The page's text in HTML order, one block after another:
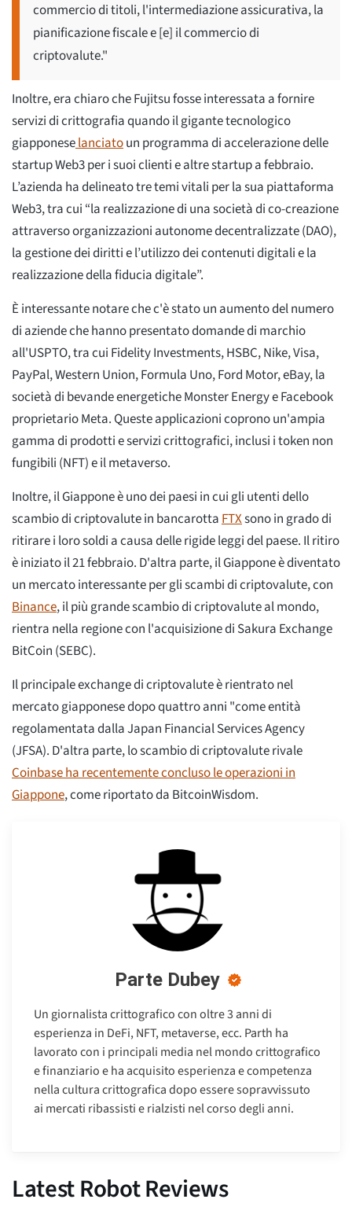
commercio di titoli, l'intermediazione assicurativa, la
pianificazione fiscale e [e] il commercio di
criptovalute."
Inoltre, era chiaro che Fujitsu fosse interessata a fornire
servizi di crittografia quando il gigante tecnologico
giapponeselanciatoun programma di accelerazione delle
startup Web3 per i suoi clienti e altre startup a febbraio.
L’azienda ha delineato tre temi vitali per la sua piattaforma
Web3, tra cui “la realizzazione di una società di co-creazione
attraverso organizzazioni autonome decentralizzate (DAO),
la gestione dei diritti e l’utilizzo dei contenuti digitali e la
realizzazione della fiducia digitale”.
È interessante notare che c'è stato un aumento del numero
di aziende che hanno presentato domande di marchio
all'USPTO, tra cui Fidelity Investments, HSBC, Nike, Visa,
PayPal, Western Union, Formula Uno, Ford Motor, eBay, la
società di bevande energetiche Monster Energy e Facebook
proprietario Meta. Queste applicazioni coprono un'ampia
gamma di prodotti e servizi crittografici, inclusi i token non
fungibili (NFT) e il metaverso.
Inoltre, il Giappone è uno dei paesi in cui gli utenti dello
scambio di criptovalute in bancarottaFTXsono in grado di
ritirare i loro soldi a causa delle rigide leggi del paese. Il ritiro
è iniziato il 21 febbraio. D'altra parte, il Giappone è diventato
un mercato interessante per gli scambi di criptovalute, con
Binance, il più grande scambio di criptovalute al mondo,
rientra nella regione con l'acquisizione di Sakura Exchange
BitCoin (SEBC).
Il principale exchange di criptovalute è rientrato nel
mercato giapponese dopo quattro anni "come entità
regolamentata dalla Japan Financial Services Agency
(JFSA). D'altra parte, lo scambio di criptovalute rivale
Coinbase ha recentemente concluso le operazioni in
Giappone, come riportato da BitcoinWisdom.
Parte Dubey
Un giornalista crittografico con oltre 3 anni di
esperienza in DeFi, NFT, metaverse, ecc. Parth ha
lavorato con i principali media nel mondo crittografico
e finanziario e ha acquisito esperienza e competenza
nella cultura crittografica dopo essere sopravvissuto
ai mercati ribassisti e rialzisti nel corso degli anni.
Latest Robot Reviews